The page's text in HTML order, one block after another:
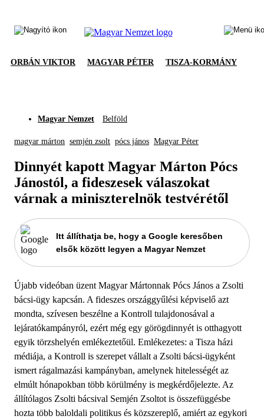
ORBÁN VIKTOR MAGYAR PÉTER TISZA-KORMÁNY
Magyar Nemzet Belföld
magyar márton semjén zsolt pócs jános Magyar Péter
Dinnyét kapott Magyar Márton Pócs
Jánostól, a fideszesek válaszokat
várnak a miniszterelnök testvérétől
Itt állíthatja be, hogy a Google keresőben
elsők között legyen a Magyar Nemzet
Újabb videóban üzent Magyar Mártonnak Pócs János a Zsolti
bácsi-ügy kapcsán. A fideszes országgyűlési képviselő azt
mondta, szívesen beszélne a Kontroll tulajdonosával a
lejáratókampányról, ezért még egy görögdinnyét is otthagyott
egyik törzshelyén emlékeztetőül. Emlékezetes: a Tisza házi
médiája, a Kontroll is szerepet vállalt a Zsolti bácsi-ügyként
ismert rágalmazási kampányban, amelynek hitelességét az
elmúlt hónapokban több körülmény is megkérdőjelezte. Az
állítólagos Zsolti bácsival Semjén Zsoltot is összefüggésbe
hozta több baloldali politikus és közszereplő, amiért az egykori